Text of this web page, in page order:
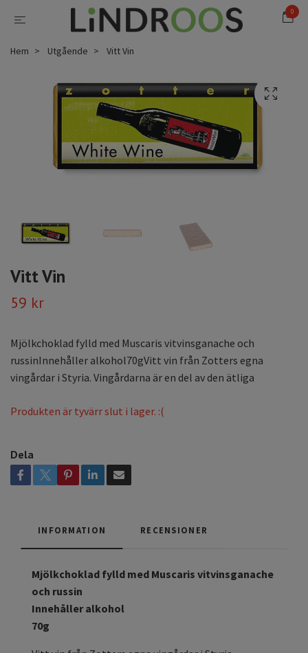
0
Hem Utgående Vitt Vin
Vitt Vin
59 kr
Mjölkchoklad fylld med Muscaris vitvinsganache och
russinInnehåller alkohol70gVitt vin från Zotters egna
vingårdar i Styria. Vingårdarna är en del av den ätliga
Produkten är tyvärr slut i lager. :(
Dela
INFORMATION RECENSIONER
Mjölkchoklad fylld med Muscaris vitvinsganache
och russin
Innehåller alkohol
70g